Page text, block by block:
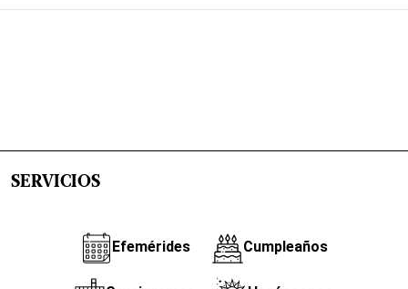
SERVICIOS
Efemérides Cumpleaños